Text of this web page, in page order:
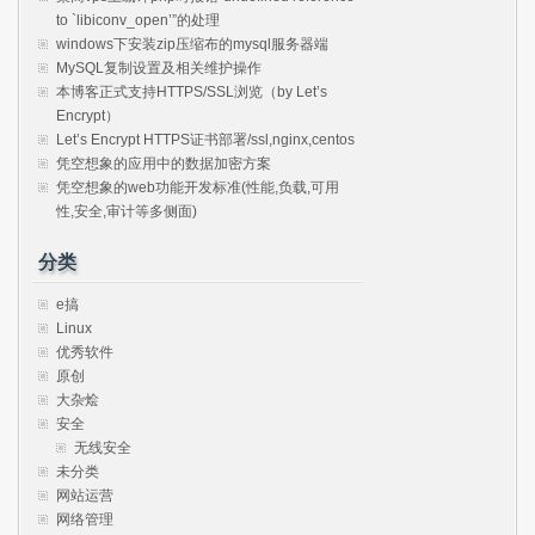
to `libiconv_open’”的处理
windows下安装zip压缩布的mysql服务器端
MySQL复制设置及相关维护操作
本博客正式支持HTTPS/SSL浏览（by Let’s
Encrypt）
Let’s Encrypt HTTPS证书部署/ssl,nginx,centos
凭空想象的应用中的数据加密方案
凭空想象的web功能开发标准(性能,负载,可用
性,安全,审计等多侧面)
分类
e搞
Linux
优秀软件
原创
大杂烩
安全
无线安全
未分类
网站运营
网络管理